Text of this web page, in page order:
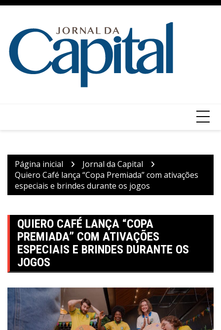
Ir
conteúdo
Página inicial
Jornal da Capital
Quiero Café lança “Copa Premiada” com ativações
especiais e brindes durante os jogos
QUIERO CAFÉ LANÇA “COPA
PREMIADA” COM ATIVAÇÕES
ESPECIAIS E BRINDES DURANTE OS
JOGOS